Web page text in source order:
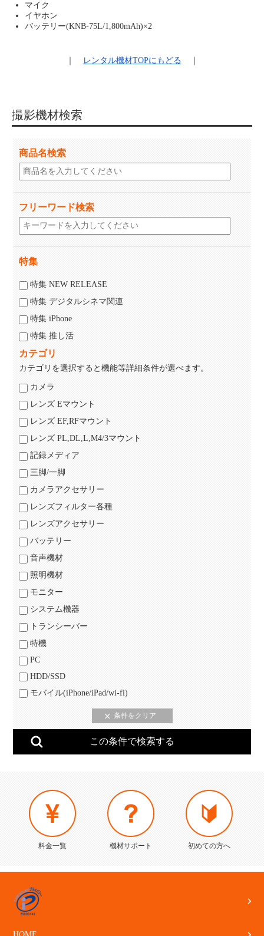
マイク
イヤホン
バッテリー(KNB-75L/1,800mAh)×2
レンタル機材TOPにもどる
撮影機材検索
商品名検索
フリーワード検索
特集
特集 NEW RELEASE
特集 デジタルシネマ関連
特集 iPhone
特集 推し活
カテゴリ
カテゴリを選択すると機能等詳細条件が選べます。
カメラ
レンズ Eマウント
レンズ EF,RFマウント
レンズ PL,DL,L,M4/3マウント
記録メディア
三脚/一脚
カメラアクセサリー
レンズフィルター各種
レンズアクセサリー
バッテリー
音声機材
照明機材
モニター
システム機器
トランシーバー
特機
PC
HDD/SSD
モバイル(iPhone/iPad/wi-fi)
料金一覧 機材サポート 初めての方へ